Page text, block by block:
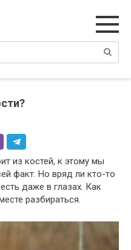
из костей, к этому мы
факт. Но вряд ли кто-то
даже в глазах. Как
разбираться.